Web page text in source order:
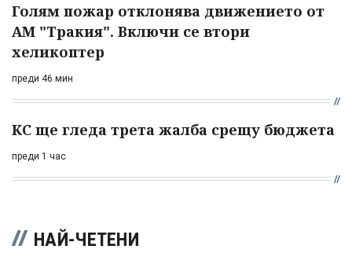
Голям пожар отклонява движението от
АМ "Тракия". Включи се втори
хеликоптер
преди 46 мин
КС ще гледа трета жалба срещу бюджета
преди 1 час
НАЙ-ЧЕТЕНИ